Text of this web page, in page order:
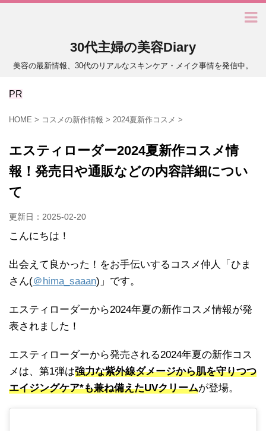
30代主婦の美容Diary
美容の最新情報、30代のリアルなスキンケア・メイク事情を発信中。
PR
HOME > コスメの新作情報 > 2024夏新作コスメ >
エスティローダー2024夏新作コスメ情
報！発売日や通販などの内容詳細につい
て
更新日： 2025-02-20
こんにちは！
出会えて良かった！をお手伝いするコスメ仲人「ひま
さん(＠hima_saaan)」です。
エスティローダーから2024年夏の新作コスメ情報が発
表されました！
エスティローダーから発売される2024年夏の新作コス
メは、第1弾は強力な紫外線ダメージから肌を守りつつ
エイジングケア*も兼ね備えたUVクリームが登場。